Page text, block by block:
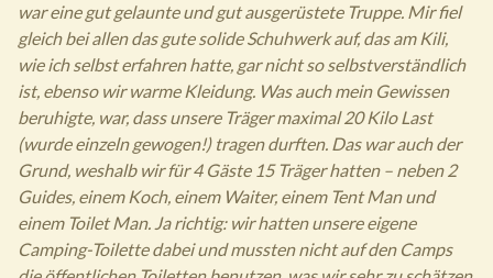
war eine gut gelaunte und gut ausgerüstete Truppe. Mir fiel
gleich bei allen das gute solide Schuhwerk auf, das am Kili,
wie ich selbst erfahren hatte, gar nicht so selbstverständlich
ist, ebenso wir warme Kleidung. Was auch mein Gewissen
beruhigte, war, dass unsere Träger maximal 20 Kilo Last
(wurde einzeln gewogen!) tragen durften. Das war auch der
Grund, weshalb wir für 4 Gäste 15 Träger hatten – neben 2
Guides, einem Koch, einem Waiter, einem Tent Man und
einem Toilet Man. Ja richtig: wir hatten unsere eigene
Camping-Toilette dabei und mussten nicht auf den Camps